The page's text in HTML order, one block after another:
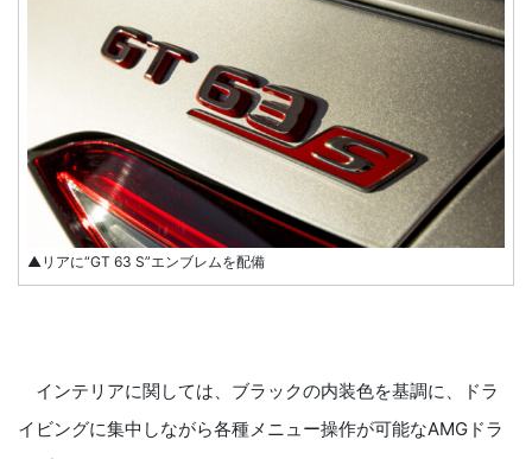
▲リアに“GT 63 S”エンブレムを配備
インテリアに関しては、ブラックの内装色を基調に、ドラ
イビングに集中しながら各種メニュー操作が可能なAMGドラ